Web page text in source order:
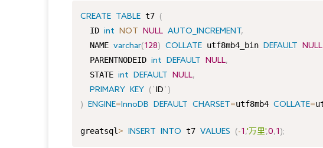
CREATE TABLE t7 (
  ID
int NOT NULL AUTO_INCREMENT,
  NAME
varchar(128) COLLATE utf8mb4_bin DEFAULT NULL
  PARENTNODEID
int DEFAULT NULL,
  STATE
int DEFAULT NULL,
PRIMARY
KEY ( ` ID ` )
)
ENGINE= InnoDB DEFAULT CHARSET=utf8mb4 COLLATE=
greatsql > INSERT INTO t7 VALUES (-1 ,'万里',0,1 );